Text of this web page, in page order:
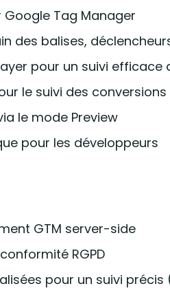
Tag Manager
des balises,
pour un suivi efficace
le suivi des
le mode Preview
pour les développeurs
GTM server-side
RGPD
pour un suivi